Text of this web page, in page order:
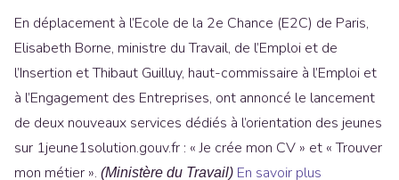
En déplacement à l’Ecole de la 2e Chance (E2C) de Paris,
Elisabeth Borne, ministre du Travail, de l’Emploi et de
l’Insertion et Thibaut Guilluy, haut-commissaire à l’Emploi et
à l’Engagement des Entreprises, ont annoncé le lancement
de deux nouveaux services dédiés à l’orientation des jeunes
sur 1jeune1solution.gouv.fr : « Je crée mon CV » et « Trouver
mon métier ». (Ministère du Travail) En savoir plus